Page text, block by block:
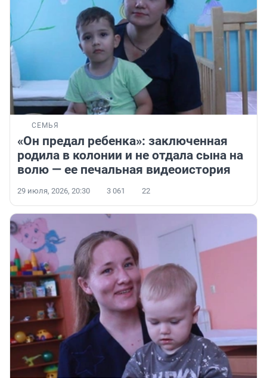
СЕМЬЯ
«Он предал ребенка»: заключенная
родила в колонии и не отдала сына на
волю — ее печальная видеоистория
29 июля, 2026, 20:30 3 061 22